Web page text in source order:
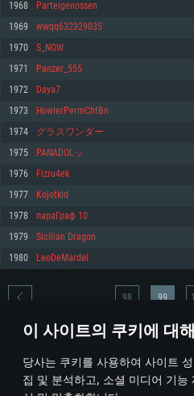
이 사이트의 쿠키에 대해
당사는 쿠키를 사용하여 사이트
집 및 분석하고, 소셜 미디어 기능
운영체제: Windows 10 (64 bit)
프로세서: 2.2 GHz 듀얼코어 이상
메모리: 4GB
그래픽 카드: DirectX 11 이상을 지원하는
GeForce GT 660. 최소 사양 해상도: 720p
네트워크: 브로드밴드 인터넷
여유 저장 공간: 22.1 GB (최소 클라이언트)
권장 사양
570 혹은 그 이상
여유 저장 공간: 62.2 GB (전체 클라이언
운영체제: Mac OS Big Sur 11.0
프로세서: 최소 2.2 GHz의 Core i5 (Intel
메모리: 6 GB
그래픽 카드: Metal 을 지원하는 Intel Iris
능을 가지는 Mac 버전의 AMD/Nvidia. 최
네트워크: 브로드밴드 인터넷
여유 저장 공간: 22.1 GB (최소 클라이언트)
권장 사양
네트워크: 브로드밴드 인터넷
여유 저장 공간: 62.2 GB (전체 클라이언
운영체제: 64bit Linux 중 최신 버전
프로세서: 2.4 GHz 듀얼코어
메모리: 4 GB
그래픽 카드: Vulkan 을 지원하고, 최신
660 (6개월 미만) 혹은 그와 동급의 성능
원하는 AMD (6개월 미만; 최소사양 지원
네트워크: 브로드밴드 인터넷
여유 저장 공간: 22.1 GB (최소 클라이언트)
권장 사양
운영체제: Ubuntu 20.04 64bit
프로세서: Intel Core i7
메모리: 16 GB
그래픽 카드: Vulkan 을 지원하고, 최신
1060 (6개월 미만) 혹은 그와 동급의 성
지원하는 AMD RX 570 (6개월 미만; 최소
여유 저장 공간: 62.2 GB (전체 클라이언트)
1968 Parteigenossen
1969 wwqq632329035
1970 S_NOW
1971 Panzer_555
1972 Daya7
1973 HowlerPermChtBn
1974 グラスワンダー
1975 PANADOLッ
1976 Fizru4ek
1977 Kojotkid
1978 параГраф 10
1979 Sicilian Dragon
1980 LeoDeMardel
* 순위표는 매일 1회 갱신됩니다
98 99